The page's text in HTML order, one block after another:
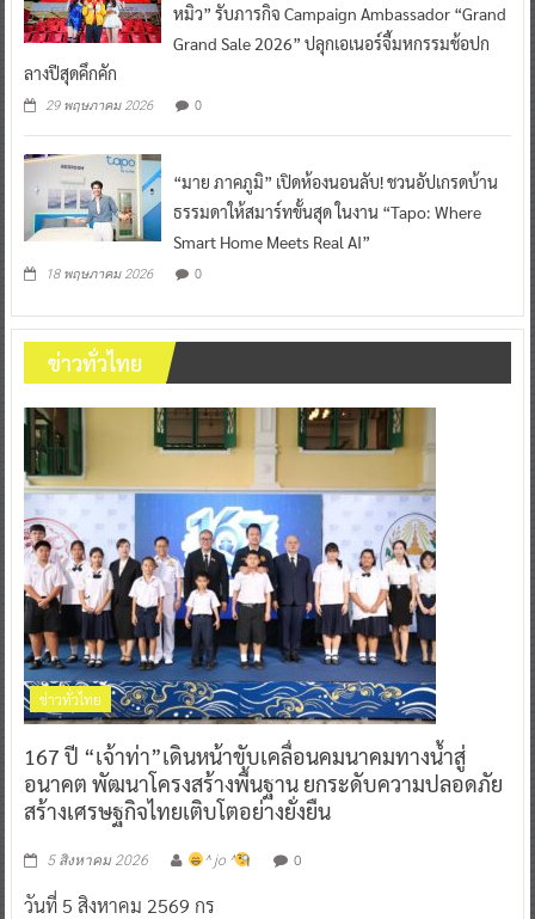
หมิว” รับภารกิจ Campaign Ambassador “Grand
Grand Sale 2026” ปลุกเอเนอร์จี้มหกรรมช้อปก
ลางปีสุดคึกคัก
29 พฤษภาคม 2026 0
“มาย ภาคภูมิ” เปิดห้องนอนลับ! ชวนอัปเกรดบ้าน
ธรรมดาให้สมาร์ทขั้นสุด ในงาน “Tapo: Where
Smart Home Meets Real AI”
18 พฤษภาคม 2026 0
ข่าวทั่วไทย
ข่าวทั่วไทย
167 ปี “เจ้าท่า”เดินหน้าขับเคลื่อนคมนาคมทางน้ำสู่
อนาคต พัฒนาโครงสร้างพื้นฐาน ยกระดับความปลอดภัย
สร้างเศรษฐกิจไทยเติบโตอย่างยั่งยืน
5 สิงหาคม 2026 ^ jo ^ 0
วันที่ 5 สิงหาคม 2569 กร